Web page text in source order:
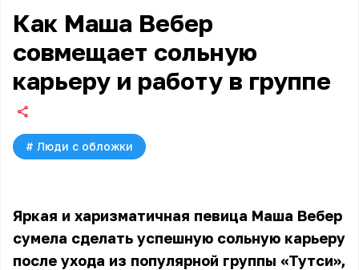
Как Маша Вебер
совмещает сольную
карьеру и работу в группе
# Люди с обложки
Яркая и харизматичная певица Маша Вебер
сумела сделать успешную сольную карьеру
после ухода из популярной группы «Тутси»,